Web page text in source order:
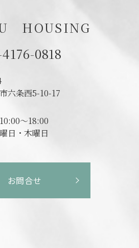
HOUSING
0818
六条西5-10-17
10:00～18:00
日・木曜日
お問合せ